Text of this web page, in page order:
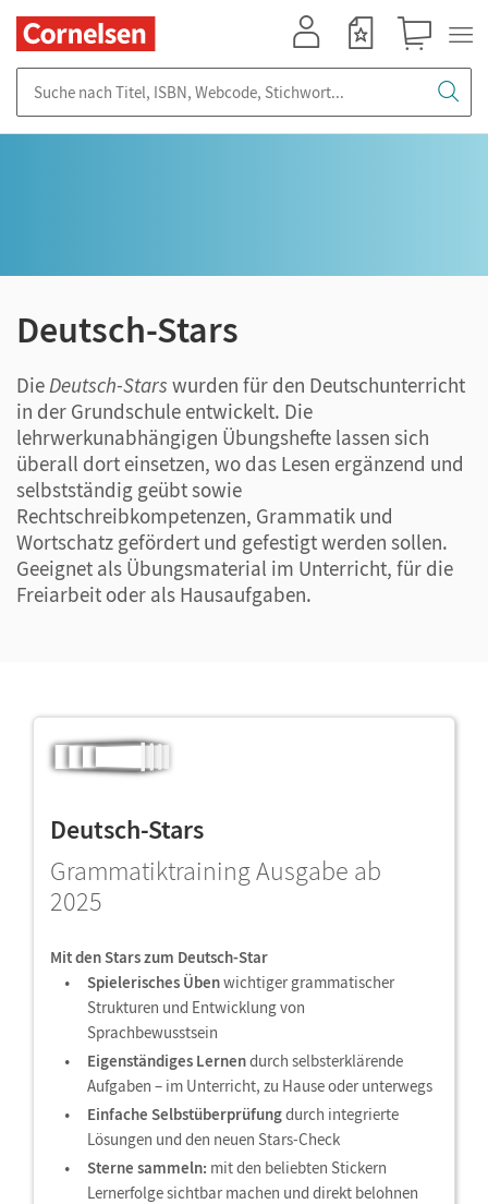
Deutsch-Stars
DieDeutsch-Stars wurden für den Deutschunterricht
in der Grundschule entwickelt. Die
lehrwerkunabhängigen Übungshefte lassen sich
überall dort einsetzen, wo das Lesen ergänzend und
selbstständig geübt sowie
Rechtschreibkompetenzen, Grammatik und
Wortschatz gefördert und gefestigt werden sollen.
Geeignet als Übungsmaterial im Unterricht, für die
Freiarbeit oder als Hausaufgaben.
Deutsch-Stars
Grammatiktraining Ausgabe ab
2025
Mit den Stars zum Deutsch-Star
Spielerisches Übenwichtiger grammatischer
Strukturen und Entwicklung von
Sprachbewusstsein
Eigenständiges Lernendurch selbsterklärende
Aufgaben – im Unterricht, zu Hause oder unterwegs
Einfache Selbstüberprüfungdurch integrierte
Lösungen und den neuen Stars-Check
Sterne sammeln: mit den beliebten Stickern
Lernerfolge sichtbar machen und direkt belohnen